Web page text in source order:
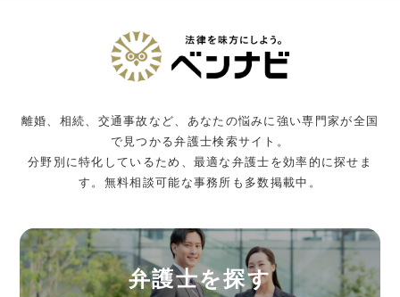
離婚、相続、交通事故など、あなたの悩みに強い専門家が全国
で見つかる弁護士検索サイト。
分野別に特化しているため、最適な弁護士を効率的に探せま
す。無料相談可能な事務所も多数掲載中。
弁護士を探す